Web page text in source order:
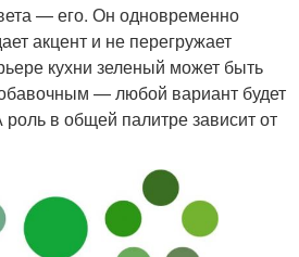
— его. Он одновременно
акцент и не перегружает
кухни зеленый может быть
— любой вариант будет
роль в общей палитре зависит от